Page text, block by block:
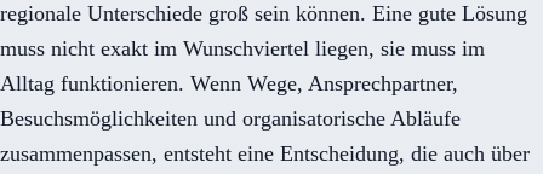
regionale Unterschiede groß sein können. Eine gute Lösung
muss nicht exakt im Wunschviertel liegen, sie muss im
Alltag funktionieren. Wenn Wege, Ansprechpartner,
Besuchsmöglichkeiten und organisatorische Abläufe
zusammenpassen, entsteht eine Entscheidung, die auch über